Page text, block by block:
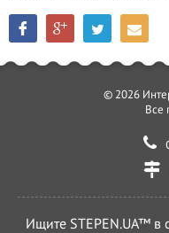
© 2026
Все
Ищите STEPEN.UA™ в